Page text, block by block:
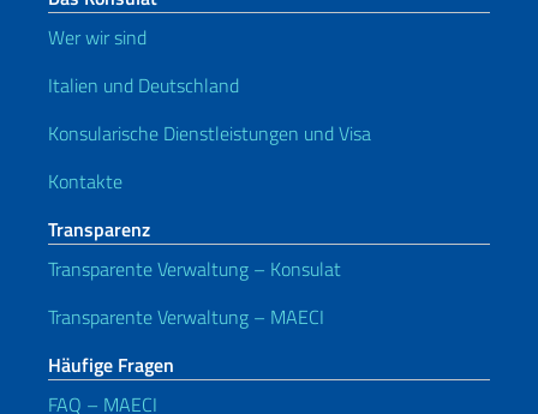
Wer wir sind
Italien und Deutschland
Konsularische Dienstleistungen und Visa
Kontakte
Transparenz
Transparente Verwaltung – Konsulat
Transparente Verwaltung – MAECI
Häufige Fragen
FAQ – MAECI